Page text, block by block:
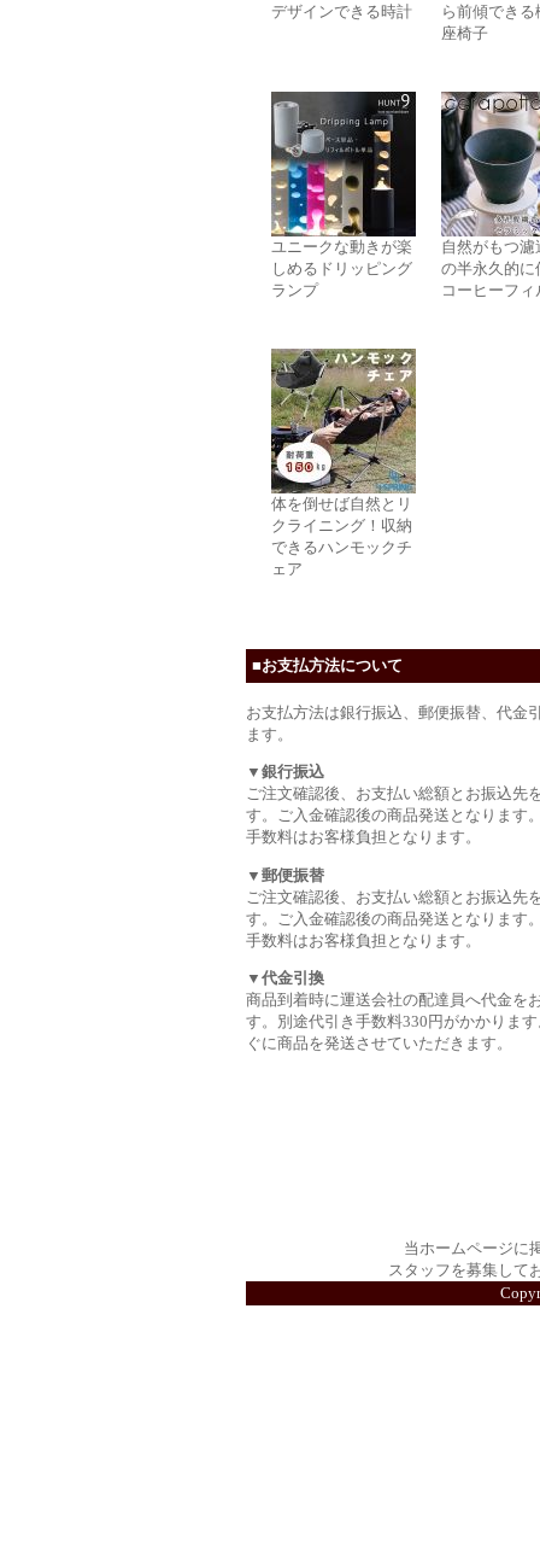
デザインできる時計
ら前傾できる
座椅子
ユニークな動きが楽
しめるドリッピング
ランプ
自然がもつ濾
の半永久的に
コーヒーフィ
体を倒せば自然とリ
クライニング！収納
できるハンモックチ
ェア
■お支払方法について
お支払方法は銀行振込、郵便振替、代金
ます。
▼銀行振込
ご注文確認後、お支払い総額とお振込先
す。ご入金確認後の商品発送となります
手数料はお客様負担となります。
▼郵便振替
ご注文確認後、お支払い総額とお振込先
す。ご入金確認後の商品発送となります
手数料はお客様負担となります。
▼代金引換
商品到着時に運送会社の配達員へ代金を
す。別途代引き手数料330円がかかりま
ぐに商品を発送させていただきます。
当ホームページに
スタッフを募集して